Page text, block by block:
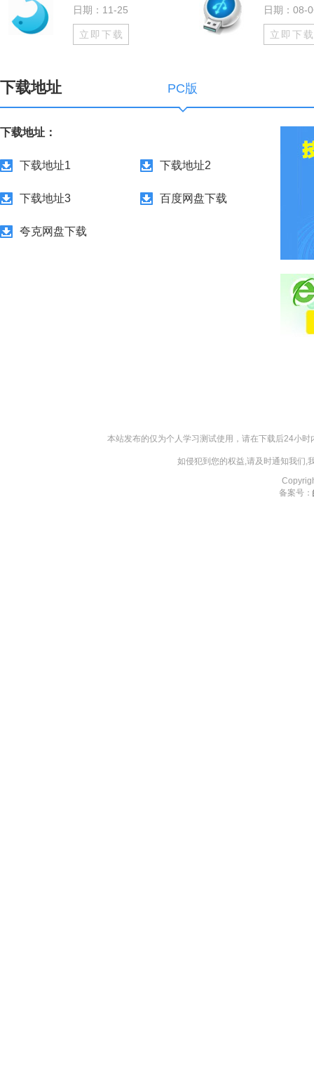
日期：11-25
立即下载
日期：08-
立即下载
下载地址 PC版
下载地址：
下载地址1 下载地址2
下载地址3 百度网盘下载
夸克网盘下载
本站发布的仅为个人学习测试使用，请在下载后24小
如侵犯到您的权益,请及时通知我们,
备案号：